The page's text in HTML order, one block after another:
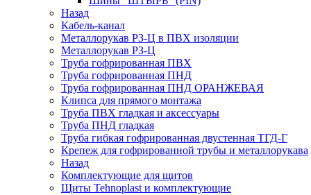
Назад
Кабель-канал
Металлорукав РЗ-Ц в ПВХ изоляции
Металлорукав РЗ-Ц
Труба гофрированная ПВХ
Труба гофрированная ПНД
Труба гофрированная ПНД ОРАНЖЕВАЯ
Клипса для прямого монтажа
Труба ПВХ гладкая и аксессуары
Труба ПНД гладкая
Труба гибкая гофрированная двустенная ТГД-Г
Крепеж для гофрированной трубы и металлорукава
Назад
Комплектующие для щитов
Щиты Tehnoplast и комплектующие